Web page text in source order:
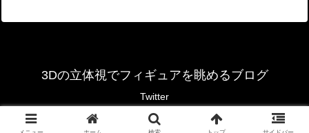
3Dの立体視でフィギュアを眺めるブログ
Twitter
© 2021-2026 3Dの立体視でフィギュアを眺めるブログ.